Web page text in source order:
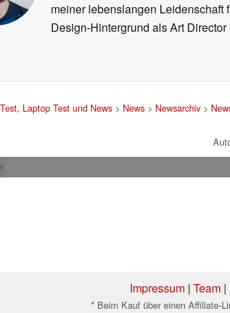
meiner lebenslangen Leidenschaft
Design-Hintergrund als Art
Laptop Test und News > News > Newsarchiv >
Impressum | Team |
* Beim Kauf über einen Affiliate-